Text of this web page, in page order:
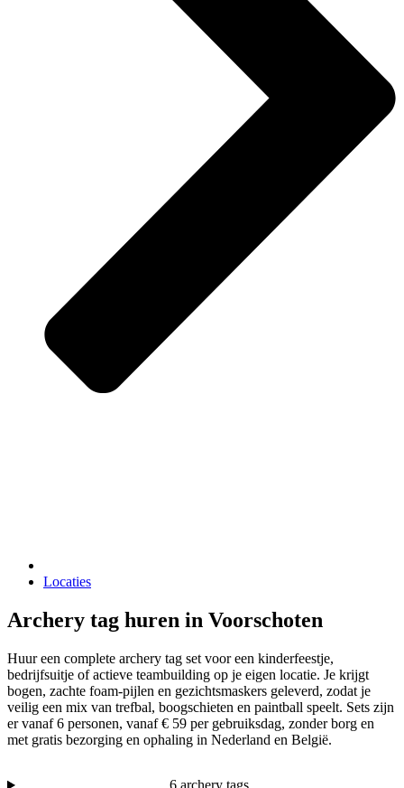
Locaties
Archery tag huren in Voorschoten
Huur een complete archery tag set voor een kinderfeestje,
bedrijfsuitje of actieve teambuilding op je eigen locatie. Je krijgt
bogen, zachte foam-pijlen en gezichtsmaskers geleverd, zodat je
veilig een mix van trefbal, boogschieten en paintball speelt. Sets zijn
er vanaf 6 personen, vanaf € 59 per gebruiksdag, zonder borg en
met gratis bezorging en ophaling in Nederland en België.
6 archery tags